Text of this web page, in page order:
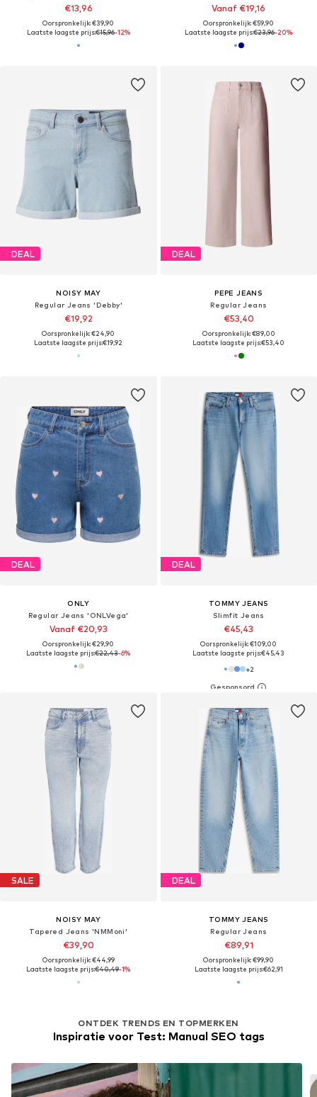
€13,96
Oorspronkelijk: €39,90
Laatste laagste prijs:€15,96-12%
Vanaf €19,16
Oorspronkelijk: €59,90
Laatste laagste prijs:€23,96-20%
DEAL
NOISY MAY
Regular Jeans 'Debby'
€19,92
Oorspronkelijk: €24,90
Laatste laagste prijs:€19,92
DEAL
PEPE JEANS
Regular Jeans
€53,40
Oorspronkelijk: €89,00
Laatste laagste prijs:€53,40
DEAL
ONLY
Regular Jeans 'ONLVega'
Vanaf €20,93
Oorspronkelijk: €29,90
Laatste laagste prijs:€22,43-6%
DEAL
TOMMY JEANS
Slimfit Jeans
€45,43
Oorspronkelijk: €109,00
Laatste laagste prijs:€45,43
+2
SALE
NOISY MAY
Tapered Jeans 'NMMoni'
€39,90
Oorspronkelijk: €44,99
Laatste laagste prijs:€40,49-1%
DEAL
TOMMY JEANS
Regular Jeans
€89,91
Oorspronkelijk: €99,90
Laatste laagste prijs:€62,91
ONTDEK TRENDS EN TOPMERKEN
Inspiratie voor Test: Manual SEO tags